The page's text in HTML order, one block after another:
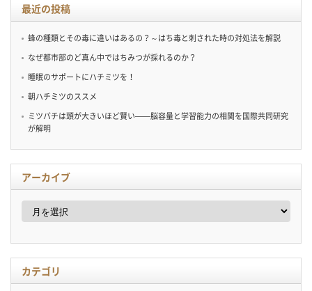
最近の投稿
蜂の種類とその毒に違いはあるの？～はち毒と刺された時の対処法を解説
なぜ都市部のど真ん中ではちみつが採れるのか？
睡眠のサポートにハチミツを！
朝ハチミツのススメ
ミツバチは頭が大きいほど賢い——脳容量と学習能力の相関を国際共同研究
が解明
アーカイブ
ア
イ
カテゴリ